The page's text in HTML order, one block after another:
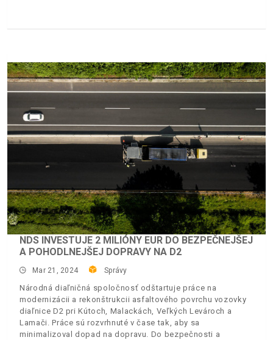
NDS INVESTUJE 2 MILIÓNY EUR DO BEZPEČNEJŠEJ
A POHODLNEJŠEJ DOPRAVY NA D2
Mar 21, 2024 Správy
Národná diaľničná spoločnosť odštartuje práce na
modernizácii a rekonštrukcii asfaltového povrchu vozovky
diaľnice D2 pri Kútoch, Malackách, Veľkých Levároch a
Lamači. Práce sú rozvrhnuté v čase tak, aby sa
minimalizoval dopad na dopravu. Do bezpečnosti a